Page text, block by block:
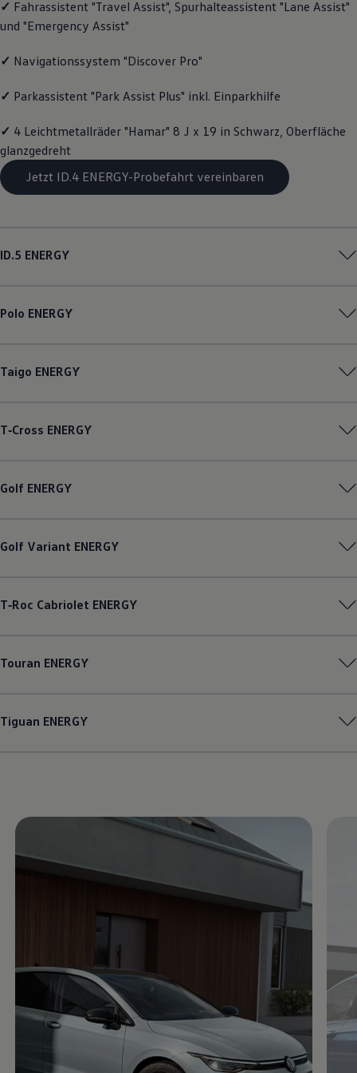
Magazin
Lifestyle
Familie
Pannen- und Unfallhilfe
✓ Fahrassistent "Travel Assist", Spurhalteassistent "Lane Assist"
und "Emergency Assist"
✓ Navigationssystem "Discover Pro"
✓ Parkassistent "Park Assist Plus" inkl. Einparkhilfe
✓ 4 Leichtmetallräder "Hamar" 8 J x 19 in Schwarz, Oberfläche
glanzgedreht
Jetzt ID.4 ENERGY-Probefahrt vereinbaren
ID.5 ENERGY
Polo ENERGY
Taigo ENERGY
T‑Cross ENERGY
Golf ENERGY
Golf Variant ENERGY
T‑Roc Cabriolet ENERGY
Touran ENERGY
Tiguan ENERGY